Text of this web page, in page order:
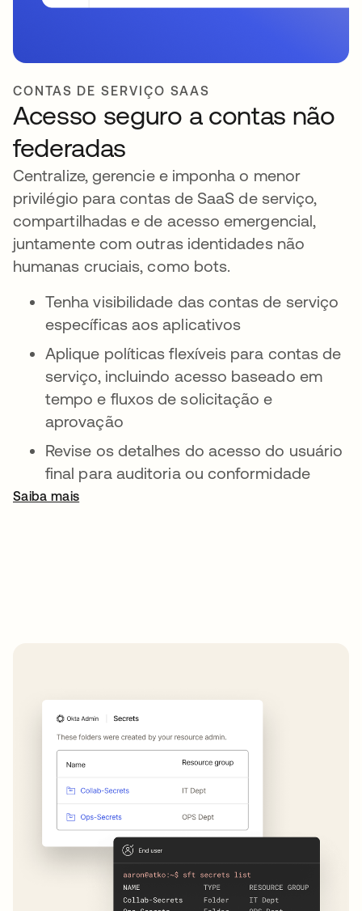
CONTAS DE SERVIÇO SAAS
Acesso seguro a contas não
federadas
Centralize, gerencie e imponha o menor
privilégio para contas de SaaS de serviço,
compartilhadas e de acesso emergencial,
juntamente com outras identidades não
humanas cruciais, como bots.
Tenha visibilidade das contas de serviço
específicas aos aplicativos
Aplique políticas flexíveis para contas de
serviço, incluindo acesso baseado em
tempo e fluxos de solicitação e
aprovação
Revise os detalhes do acesso do usuário
final para auditoria ou conformidade
Saiba mais